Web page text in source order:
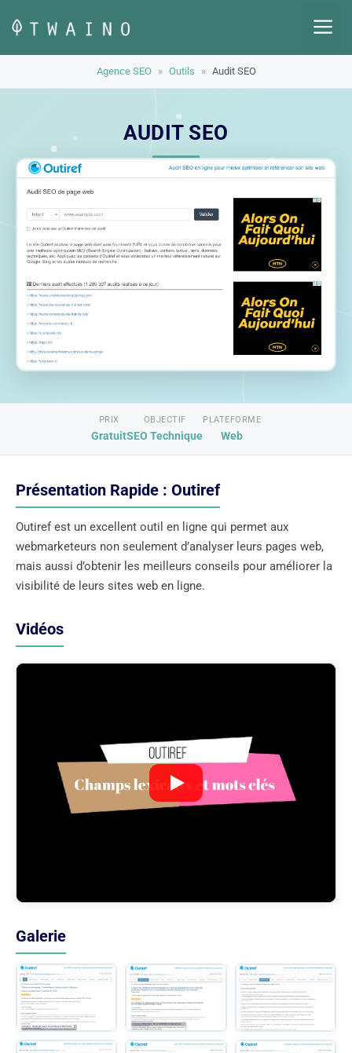
au
contenu
Agence SEO » Outils » Audit SEO
AUDIT SEO
PRIX
Gratuit
OBJECTIF
SEO Technique
PLATEFORME
Web
Présentation Rapide : Outiref
Outiref est un excellent outil en ligne qui permet aux
webmarketeurs non seulement d’analyser leurs pages web,
mais aussi d’obtenir les meilleurs conseils pour améliorer la
visibilité de leurs sites web en ligne.
Vidéos
Galerie